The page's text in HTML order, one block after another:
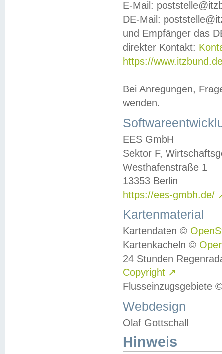
E-Mail:
DE-Mail:
und Empfänger das
direkter Kontakt:
https://
Bei Anregungen,
wenden.
EES GmbH
Sektor F,
Westhafenstraße 1
13353 Berlin
https://ees-gmbh.de/
Kartenmaterial
Kartendaten ©
Kartenkacheln ©
24 Stunden
Copyright ↗
Flusseinzugsgebiete
Webdesign
Olaf Gottschall
Hinweis